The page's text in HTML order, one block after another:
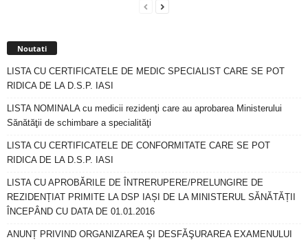
Noutati
LISTA CU CERTIFICATELE DE MEDIC SPECIALIST CARE SE POT
RIDICA DE LA D.S.P. IASI
LISTA NOMINALA cu medicii rezidenţi care au aprobarea Ministerului
Sănătăţii de schimbare a specialităţi
LISTA CU CERTIFICATELE DE CONFORMITATE CARE SE POT
RIDICA DE LA D.S.P. IASI
LISTA CU APROBĂRILE DE ÎNTRERUPERE/PRELUNGIRE DE
REZIDENȚIAT PRIMITE LA DSP IAȘI DE LA MINISTERUL SĂNĂTĂȚII
ÎNCEPÂND CU DATA DE 01.01.2016
ANUNȚ PRIVIND ORGANIZAREA ŞI DESFĂŞURAREA EXAMENULUI